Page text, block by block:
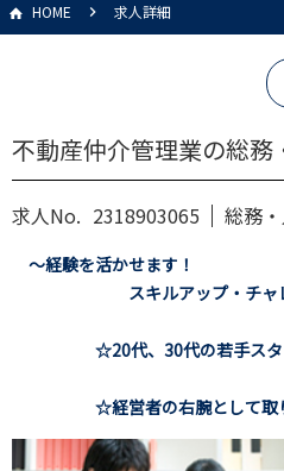
HOME 求人詳細
不動産仲介管理業の総務
求人No. 2318903065 総務
～経験を活かせます！
スキルアップ・チャレン
☆20代、30代の若手スタッ
☆経営者の右腕として取り